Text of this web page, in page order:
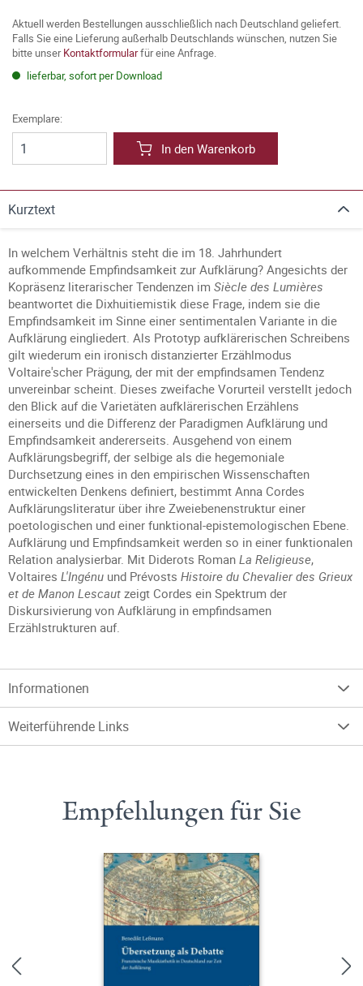
Aktuell werden Bestellungen ausschließlich nach Deutschland geliefert.
Falls Sie eine Lieferung außerhalb Deutschlands wünschen, nutzen Sie
bitte unserKontaktformularfür eine Anfrage.
lieferbar, sofort per Download
Exemplare:
In den Warenkorb
Kurztext
In welchem Verhältnis steht die im 18. Jahrhundert
aufkommende Empfindsamkeit zur Aufklärung? Angesichts der
Kopräsenz literarischer Tendenzen im Siècle des Lumières
beantwortet die Dixhuitiemistik diese Frage, indem sie die
Empfindsamkeit im Sinne einer sentimentalen Variante in die
Aufklärung eingliedert. Als Prototyp aufklärerischen Schreibens
gilt wiederum ein ironisch distanzierter Erzählmodus
Voltaire'scher Prägung, der mit der empfindsamen Tendenz
unvereinbar scheint. Dieses zweifache Vorurteil verstellt jedoch
den Blick auf die Varietäten aufklärerischen Erzählens
einerseits und die Differenz der Paradigmen Aufklärung und
Empfindsamkeit andererseits. Ausgehend von einem
Aufklärungsbegriff, der selbige als die hegemoniale
Durchsetzung eines in den empirischen Wissenschaften
entwickelten Denkens definiert, bestimmt Anna Cordes
Aufklärungsliteratur über ihre Zweiebenenstruktur einer
poetologischen und einer funktional-epistemologischen Ebene.
Aufklärung und Empfindsamkeit werden so in einer funktionalen
Relation analysierbar. Mit Diderots Roman La Religieuse,
Voltaires L'Ingénu und Prévosts Histoire du Chevalier des Grieux
et de Manon Lescaut zeigt Cordes ein Spektrum der
Diskursivierung von Aufklärung in empfindsamen
Erzählstrukturen auf.
Informationen
Weiterführende Links
Empfehlungen für Sie